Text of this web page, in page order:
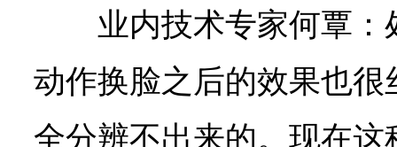
业内技术专家何覃
动作换脸之后的效果也
全分辨不出来的。现在